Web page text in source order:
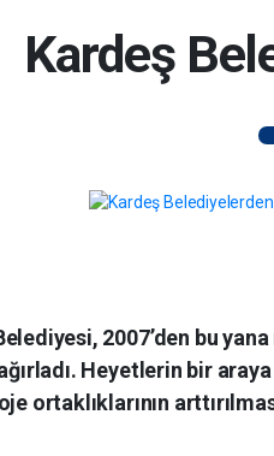
Kardeş
2007’den bu
Heyetlerin bir
ortaklıklarının